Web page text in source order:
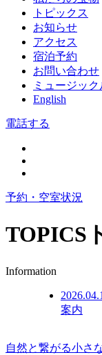
トピックス
お知らせ
アクセス
宿泊予約
お問い合わせ
ミュージック
English
電話する
予約・空室状況
TOPICS
Information
案内
自然と繋がる小さ